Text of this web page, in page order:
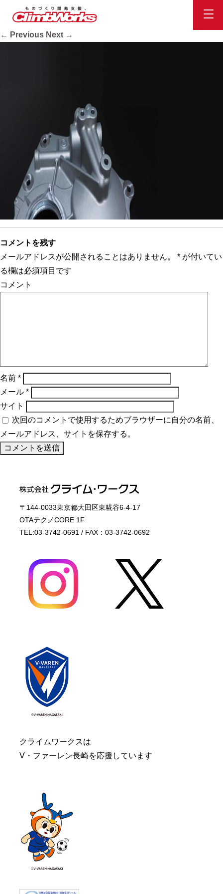
title_die
Published2020.10.16at2400 × 890
← Previous Next →
コメントを残す
メールアドレスが公開されることはありません。
* が付いてい
る欄は必須項目です
コメント
名前 *
メール *
サイト
次回のコメントで使用するためブラウザーに自分の名前、
メールアドレス、サイトを保存する。
〒144-0033東京都大田区東糀谷6-4-17
OTAテクノCORE 1F
TEL:03-3742-0691 / FAX：03-3742-0692
クライムワークスは
V・ファーレン長崎を応援しています